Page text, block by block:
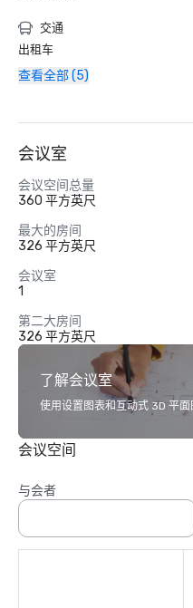
交通
出租车
查看全部 (5)
会议室
会议空间总量
360 平方英尺
最大的房间
326 平方英尺
会议室
1
第二大房间
326 平方英尺
了解会议室
使用设置图表和互动式 3D 平面
会议空间
与会者